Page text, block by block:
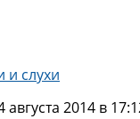
и слухи
августа 2014 в